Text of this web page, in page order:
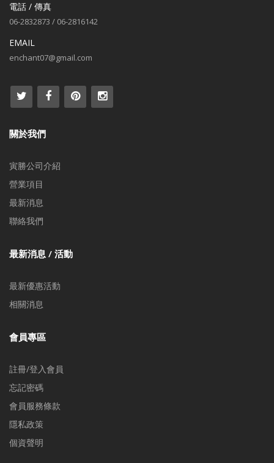
電話 / 傳真
06-2832873 / 06-2816142
EMAIL
enchant07@gmail.com
關於我們
寅勝公司介紹
營業項目
最新消息
聯絡我們
最新消息 / 活動
最新優惠活動
相關消息
會員專區
註冊/登入會員
忘記密碼
會員服務條款
隱私政策
個資聲明